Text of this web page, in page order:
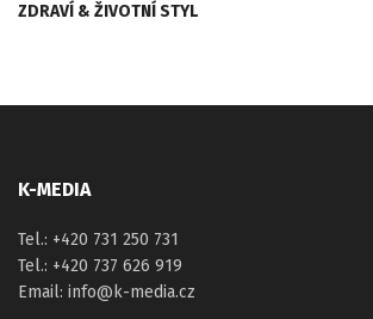
ZDRAVÍ & ŽIVOTNÍ STYL
K-MEDIA
Tel.: +420 731 250 731
Tel.: +420 737 626 919
Email: info@k-media.cz